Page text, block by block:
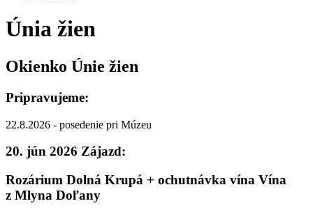
Únia žien
Okienko Únie žien
Pripravujeme:
22.8.2026 - posedenie pri Múzeu
20. jún 2026 Zájazd:
Rozárium Dolná Krupá + ochutnávka vína Vína
z Mlyna Doľany